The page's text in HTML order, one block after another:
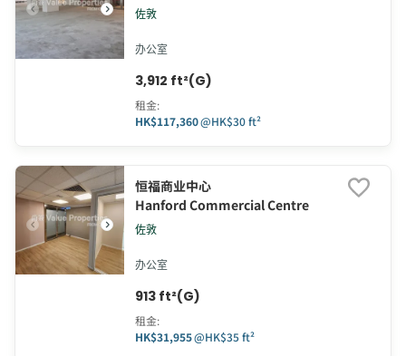
佐敦
办公室
3,912 ft²(G)
租金:
HK$117,360@HK$30 ft²
恒福商业中心
Hanford Commercial Centre
佐敦
办公室
913 ft²(G)
租金:
HK$31,955@HK$35 ft²